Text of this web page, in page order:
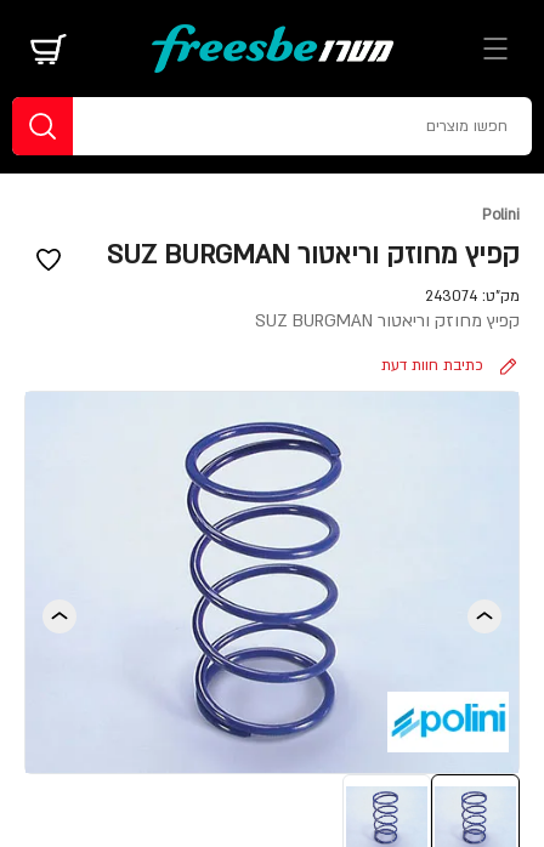
Polini
קפיץ מחוזק וריאטור SUZ BURGMAN
מק"ט: 243074
קפיץ מחוזק וריאטור SUZ BURGMAN
כתיבת חוות דעת